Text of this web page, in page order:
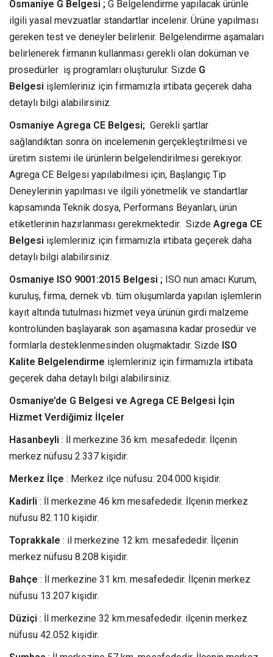
Osmaniye G Belgesi ; G Belgelendirme yapılacak ürünle
ilgili yasal mevzuatlar standartlar incelenir. Ürüne yapılması
gereken test ve deneyler belirlenir. Belgelendirme aşamaları
belirlenerek firmanın kullanması gerekli olan doküman ve
prosedürler iş programları oluşturulur. Sizde G
Belgesi işlemleriniz için firmamızla irtibata geçerek daha
detaylı bilgi alabilirsiniz.
Osmaniye Agrega CE Belgesi; Gerekli şartlar
sağlandıktan sonra ön incelemenin gerçekleştirilmesi ve
üretim sistemi ile ürünlerin belgelendirilmesi gerekiyor.
Agrega CE Belgesi yapılabilmesi için, Başlangıç Tip
Deneylerinin yapılması ve ilgili yönetmelik ve standartlar
kapsamında Teknik dosya, Performans Beyanları, ürün
etiketlerinin hazırlanması gerekmektedir. Sizde Agrega CE
Belgesi işlemleriniz için firmamızla irtibata geçerek daha
detaylı bilgi alabilirsiniz.
Osmaniye ISO 9001:2015 Belgesi ; ISO nun amacı Kurum,
kuruluş, firma, dernek vb. tüm oluşumlarda yapılan işlemlerin
kayıt altında tutulması hizmet veya ürünün girdi malzeme
kontrolünden başlayarak son aşamasına kadar prosedür ve
formlarla desteklenmesinden oluşmaktadır. Sizde ISO
Kalite Belgelendirme işlemleriniz için firmamızla irtibata
geçerek daha detaylı bilgi alabilirsiniz.
Osmaniye’de G Belgesi ve Agrega CE Belgesi İçin
Hizmet Verdiğimiz İlçeler
Hasanbeyli : İl merkezine 36 km. mesafededir. İlçenin
merkez nüfusu 2.337 kişidir.
Merkez İlçe : Merkez ilçe nüfusu: 204.000 kişidir.
Kadirli : İl merkezine 46 km mesafededir. İlçenin merkez
nüfusu 82.110 kişidir.
Toprakkale : il merkezine 12 km. mesafededir. İlçenin
merkez nüfusu 8.208 kişidir.
Bahçe : İl merkezine 31 km. mesafededir. İlçenin merkez
nüfusu 13.207 kişidir.
Düziçi : İl merkezine 32 km.mesafededir. ilçenin merkez
nüfusu 42.052 kişidir.